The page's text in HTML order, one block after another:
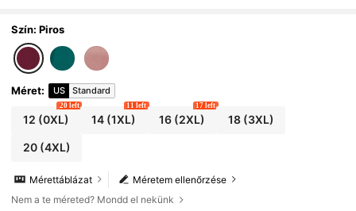
Szín: Piros
Méret: US Standard
12 (0XL)
20 left
14 (1XL)
11 left
16(2XL)
17 left
18(3XL)
20(4XL)
Méretem ellenőrzése
Mérettáblázat
Nem a te méreted? Mondd el nekünk